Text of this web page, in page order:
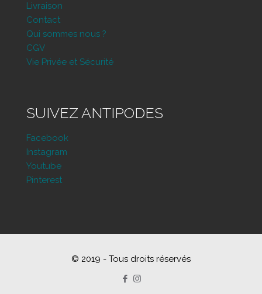
Livraison
Contact
Qui sommes nous ?
CGV
Vie Privée et Sécurité
SUIVEZ ANTIPODES
Facebook
Instagram
Youtube
Pinterest
© 2019 - Tous droits réservés